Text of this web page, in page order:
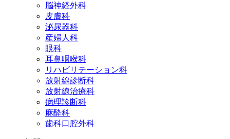
脳神経外科
皮膚科
泌尿器科
産婦人科
眼科
耳鼻咽喉科
リハビリテーション科
放射線診断科
放射線治療科
病理診断科
麻酔科
歯科口腔外科